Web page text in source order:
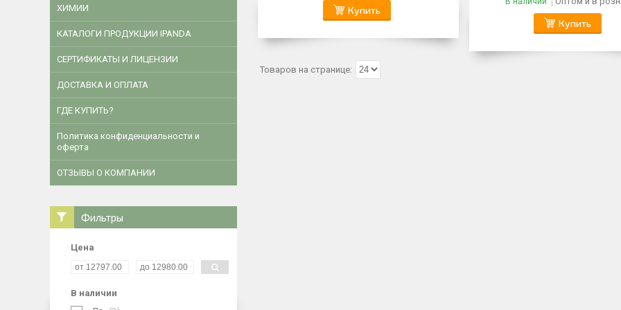
Купить
Купить
ХИМИИ
КАТАЛОГИ ПРОДУКЦИИ IPANDA
CЕРТИФИКАТЫ И ЛИЦЕНЗИИ
ДОСТАВКА И ОПЛАТА
ГДЕ КУПИТЬ?
Политика конфиденциальности и
оферта
ОТЗЫВЫ О КОМПАНИИ
Фильтры
Цена
В наличии